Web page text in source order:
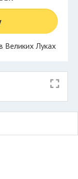
Великих Луках